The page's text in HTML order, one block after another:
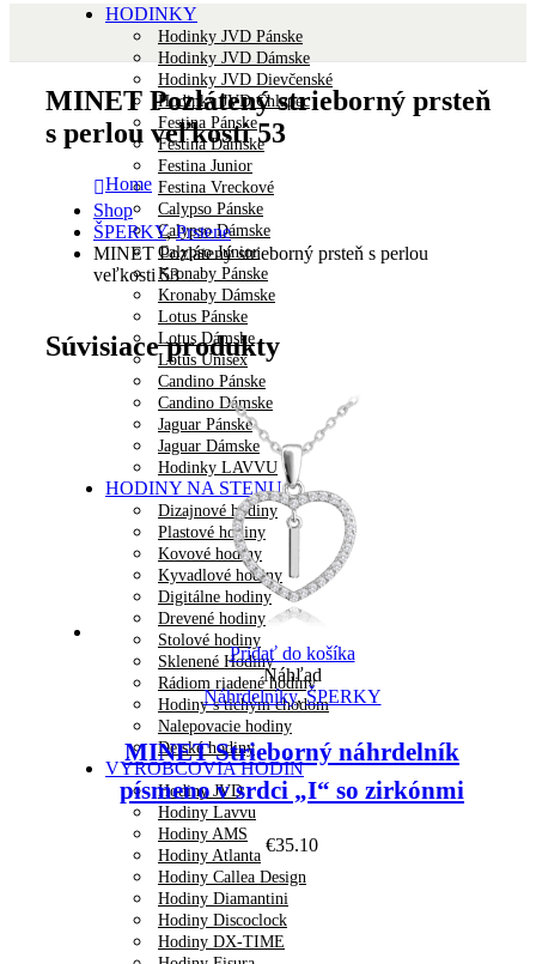
HODINKY
Hodinky JVD Pánske
Hodinky JVD Dámske
Hodinky JVD Dievčenské
Hodinky JVD Chlapec
Festina Pánske
Festina Dámske
Festina Junior
Festina Vreckové
Calypso Pánske
Calypso Dámske
Calypso Junior
Kronaby Pánske
Kronaby Dámske
Lotus Pánske
Lotus Dámske
Lotus Unisex
Candino Pánske
Candino Dámske
Jaguar Pánske
Jaguar Dámske
Hodinky LAVVU
HODINY NA STENU
Dizajnové hodiny
Plastové hodiny
Kovové hodiny
Kyvadlové hodiny
Digitálne hodiny
Drevené hodiny
Stolové hodiny
Sklenené Hodiny
Rádiom riadené hodiny
Hodiny s tichým chodom
Nalepovacie hodiny
Detské hodiny
VÝROBCOVIA HODÍN
Hodiny JVD
Hodiny Lavvu
Hodiny AMS
Hodiny Atlanta
Hodiny Callea Design
Hodiny Diamantini
Hodiny Discoclock
Hodiny DX-TIME
MINET Pozlátený strieborný prsteň
s perlou veľkosti 53
Home
Shop
ŠPERKY,Prstene
MINET Pozlátený strieborný prsteň s perlou
veľkosti 53
Súvisiace produkty
Pridať do košíka
Náhľad
Náhrdelníky,ŠPERKY
MINET Strieborný náhrdelník
písmeno v srdci „I“ so zirkónmi
€35.10